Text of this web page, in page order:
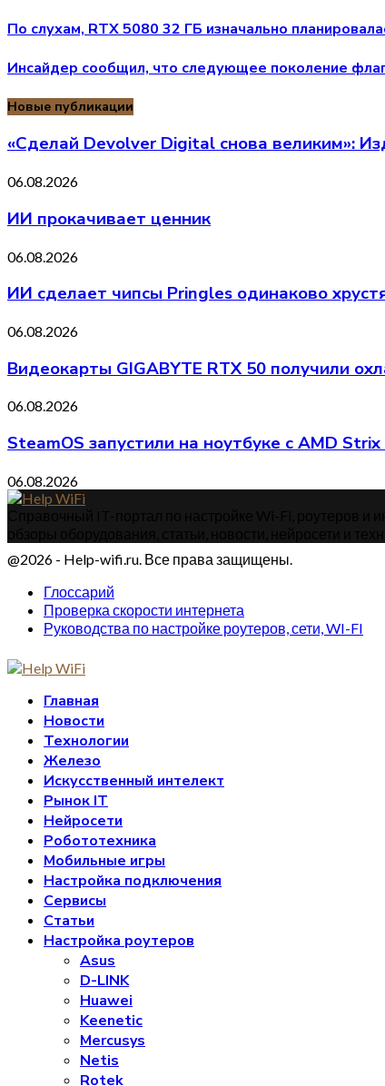
По слухам, RTX 5080 32 ГБ изначально
Инсайдер сообщил, что следующее поколение
Новые публикации
«Сделай Devolver Digital снова великим»:
06.08.2026
ИИ прокачивает ценник
06.08.2026
ИИ сделает чипсы Pringles одинаково
06.08.2026
Видеокарты GIGABYTE RTX 50 получили
06.08.2026
SteamOS запустили на ноутбуке с AMD
06.08.2026
@2026 - Help-wifi.ru. Все права защищены.
Глоссарий
Проверка скорости интернета
Руководства по настройке роутеров, сети, WI-FI
Главная
Новости
Технологии
Железо
Искусственный интелект
Рынок IT
Нейросети
Робототехника
Мобильные игры
Настройка подключения
Сервисы
Статьи
Настройка роутеров
Asus
D-LINK
Huawei
Keenetic
Mercusys
Netis
Rotek